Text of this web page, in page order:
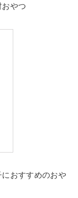
おやつ
おすすめのおや